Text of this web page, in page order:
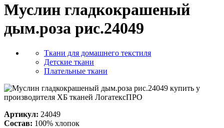
Муслин гладкокрашеный
дым.роза рис.24049
Ткани для домашнего текстиля
Детские ткани
Плательные ткани
Артикул: 24049
Состав: 100% хлопок